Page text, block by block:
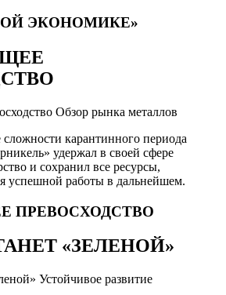
ЭКОНОМИКЕ»
Обзор рынка металлов
сложности карантинного периода
удержал в своей сфере
и сохранил все ресурсы,
успешной работы в дальнейшем.
ПРЕВОСХОДСТВО
«ЗЕЛЕНОЙ»
Устойчивое развитие